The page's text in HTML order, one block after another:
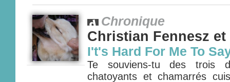
Chronique
Christian Fennesz
I't's Hard For Me To
Te souviens-tu des trois
chatoyants et chamarrés